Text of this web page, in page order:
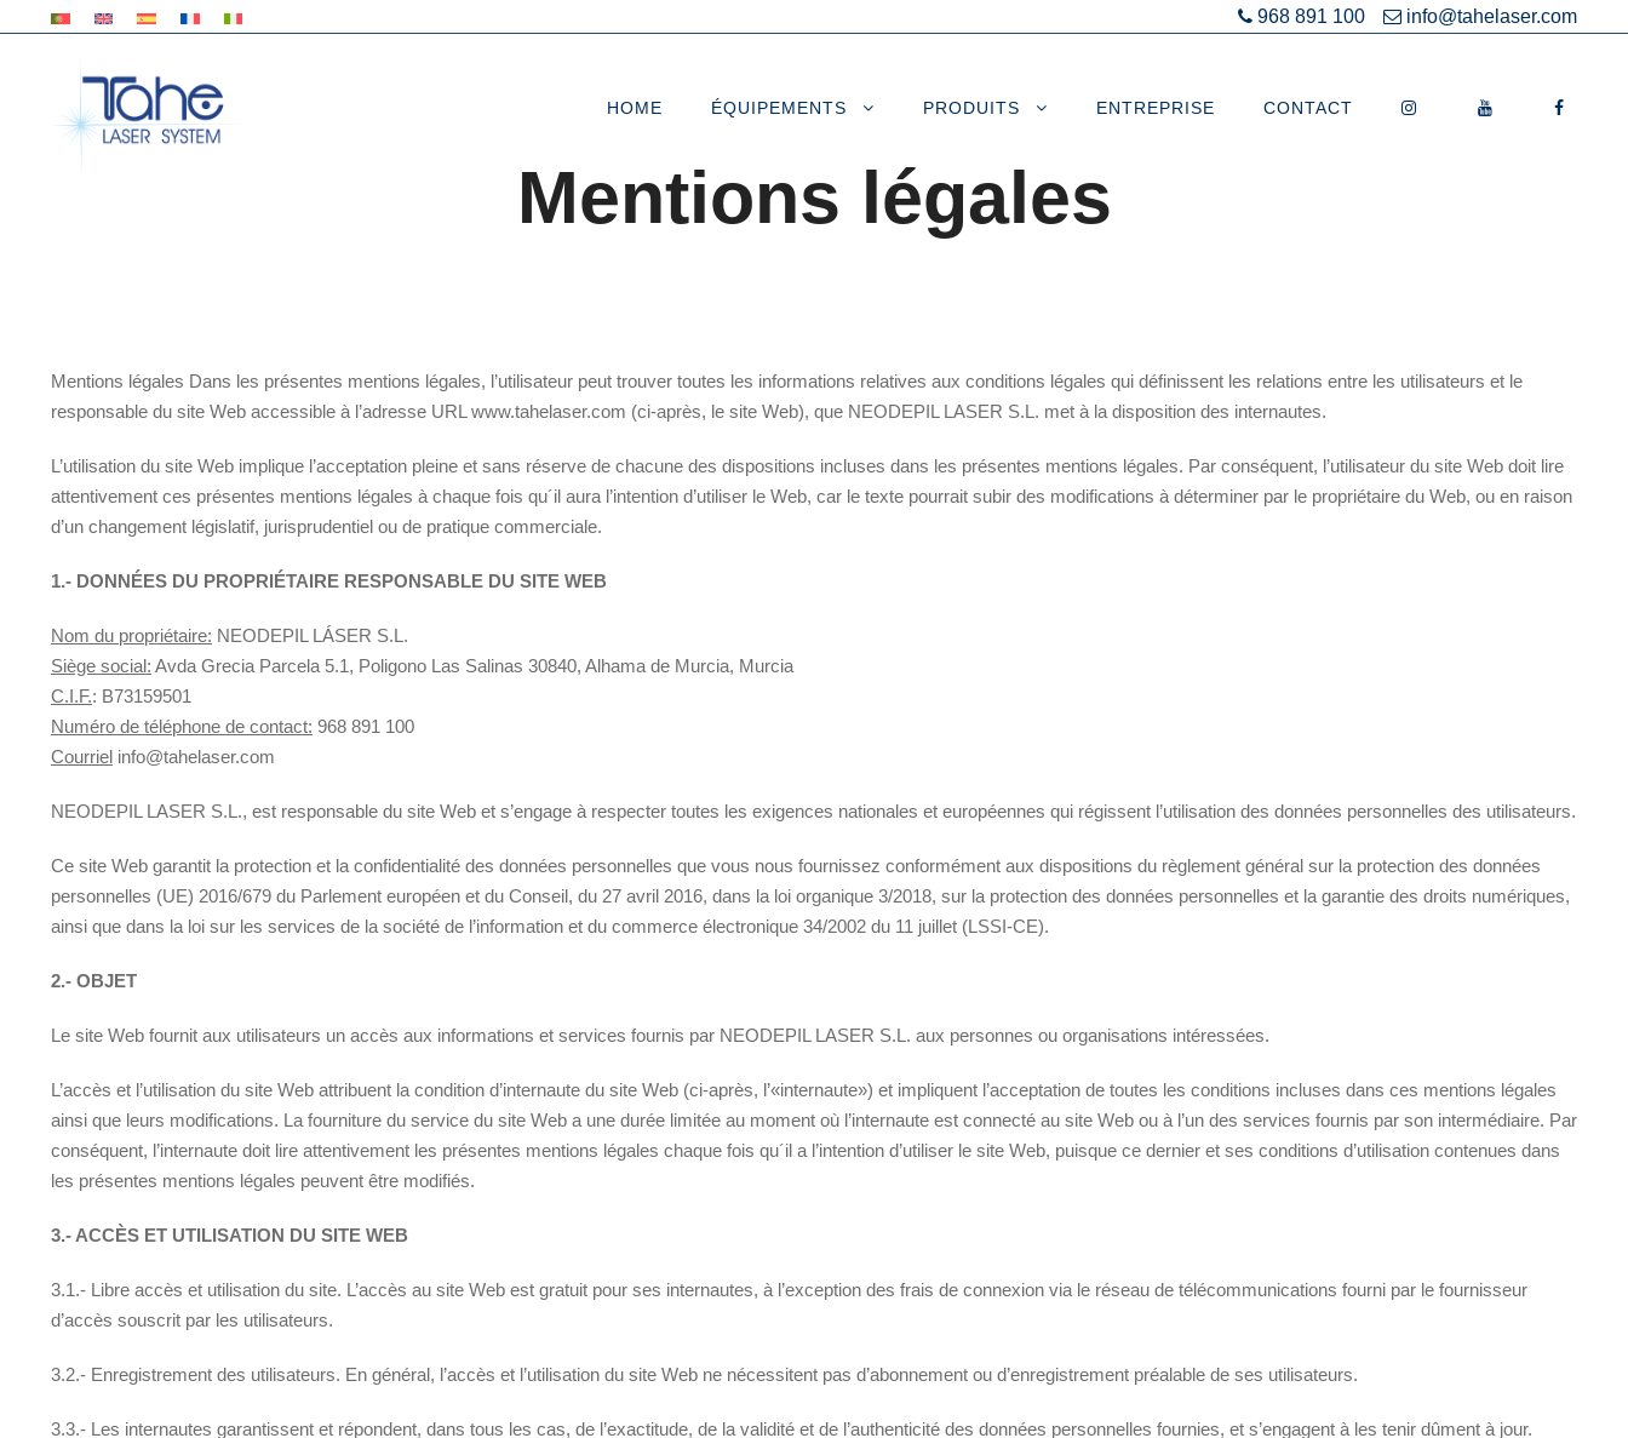
968 891 100 info@tahelaser.com
HOME ÉQUIPEMENTS PRODUITS ENTREPRISE CONTACT
Mentions légales
Mentions légales Dans les présentes mentions légales, l’utilisateur peut trouver toutes les informations relatives aux conditions légales qui définissent les relations entre les utilisateurs et le
responsable du site Web accessible à l’adresse URL www.tahelaser.com (ci-après, le site Web), que NEODEPIL LASER S.L. met à la disposition des internautes.
L’utilisation du site Web implique l’acceptation pleine et sans réserve de chacune des dispositions incluses dans les présentes mentions légales. Par conséquent, l’utilisateur du site Web doit lire
attentivement ces présentes mentions légales à chaque fois qu´il aura l’intention d’utiliser le Web, car le texte pourrait subir des modifications à déterminer par le propriétaire du Web, ou en raison
d’un changement législatif, jurisprudentiel ou de pratique commerciale.
1.- DONNÉES DU PROPRIÉTAIRE RESPONSABLE DU SITE WEB
Nom du propriétaire: NEODEPIL LÁSER S.L.
Siège social: Avda Grecia Parcela 5.1, Poligono Las Salinas 30840, Alhama de Murcia, Murcia
C.I.F.: B73159501
Numéro de téléphone de contact: 968 891 100
Courriel info@tahelaser.com
NEODEPIL LASER S.L., est responsable du site Web et s’engage à respecter toutes les exigences nationales et européennes qui régissent l’utilisation des données personnelles des utilisateurs.
Ce site Web garantit la protection et la confidentialité des données personnelles que vous nous fournissez conformément aux dispositions du règlement général sur la protection des données
personnelles (UE) 2016/679 du Parlement européen et du Conseil, du 27 avril 2016, dans la loi organique 3/2018, sur la protection des données personnelles et la garantie des droits numériques,
ainsi que dans la loi sur les services de la société de l’information et du commerce électronique 34/2002 du 11 juillet (LSSI-CE).
2.- OBJET
Le site Web fournit aux utilisateurs un accès aux informations et services fournis par NEODEPIL LASER S.L. aux personnes ou organisations intéressées.
L’accès et l’utilisation du site Web attribuent la condition d’internaute du site Web (ci-après, l’«internaute») et impliquent l’acceptation de toutes les conditions incluses dans ces mentions légales
ainsi que leurs modifications. La fourniture du service du site Web a une durée limitée au moment où l’internaute est connecté au site Web ou à l’un des services fournis par son intermédiaire. Par
conséquent, l’internaute doit lire attentivement les présentes mentions légales chaque fois qu´il a l’intention d’utiliser le site Web, puisque ce dernier et ses conditions d’utilisation contenues dans
les présentes mentions légales peuvent être modifiés.
3.- ACCÈS ET UTILISATION DU SITE WEB
3.1.- Libre accès et utilisation du site. L’accès au site Web est gratuit pour ses internautes, à l’exception des frais de connexion via le réseau de télécommunications fourni par le fournisseur
d’accès souscrit par les utilisateurs.
3.2.- Enregistrement des utilisateurs. En général, l’accès et l’utilisation du site Web ne nécessitent pas d’abonnement ou d’enregistrement préalable de ses utilisateurs.
3.3.- Les internautes garantissent et répondent, dans tous les cas, de l’exactitude, de la validité et de l’authenticité des données personnelles fournies, et s’engagent à les tenir dûment à jour.